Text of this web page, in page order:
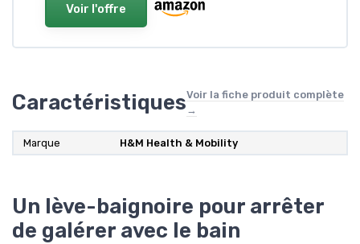
Voir l'offre
CaractéristiquesVoir la fiche produit complète
→
Marque H&M Health & Mobility
Un lève-baignoire pour arrêter
de galérer avec le bain